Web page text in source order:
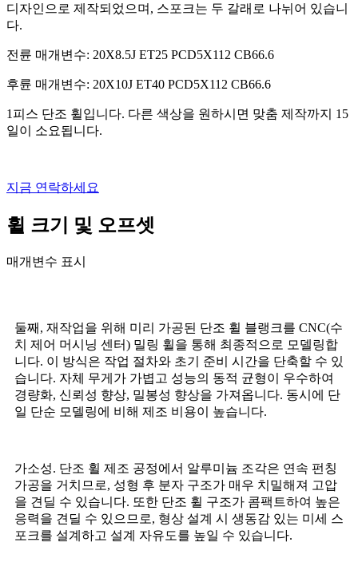
디자인으로 제작되었으며, 스포크는 두 갈래로 나뉘어 있습니
다.
전륜 매개변수: 20X8.5J ET25 PCD5X112 CB66.6
후륜 매개변수: 20X10J ET40 PCD5X112 CB66.6
1피스 단조 휠입니다. 다른 색상을 원하시면 맞춤 제작까지 15
일이 소요됩니다.
지금 연락하세요
휠 크기 및 오프셋
매개변수 표시
둘째, 재작업을 위해 미리 가공된 단조 휠 블랭크를 CNC(수
치 제어 머시닝 센터) 밀링 휠을 통해 최종적으로 모델링합
니다. 이 방식은 작업 절차와 초기 준비 시간을 단축할 수 있
습니다. 자체 무게가 가볍고 성능의 동적 균형이 우수하여
경량화, 신뢰성 향상, 밀봉성 향상을 가져옵니다. 동시에 단
일 단순 모델링에 비해 제조 비용이 높습니다.
가소성. 단조 휠 제조 공정에서 알루미늄 조각은 연속 펀칭
가공을 거치므로, 성형 후 분자 구조가 매우 치밀해져 고압
을 견딜 수 있습니다. 또한 단조 휠 구조가 콤팩트하여 높은
응력을 견딜 수 있으므로, 형상 설계 시 생동감 있는 미세 스
포크를 설계하고 설계 자유도를 높일 수 있습니다.